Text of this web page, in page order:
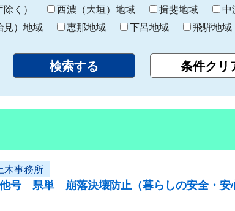
わ
り
く） 西濃（大垣）地域 揖斐地域 中
見）地域 恵那地域 下呂地域 飛騨地域
木事務所
号 県単 崩落決壊防止（暮らしの安全・安